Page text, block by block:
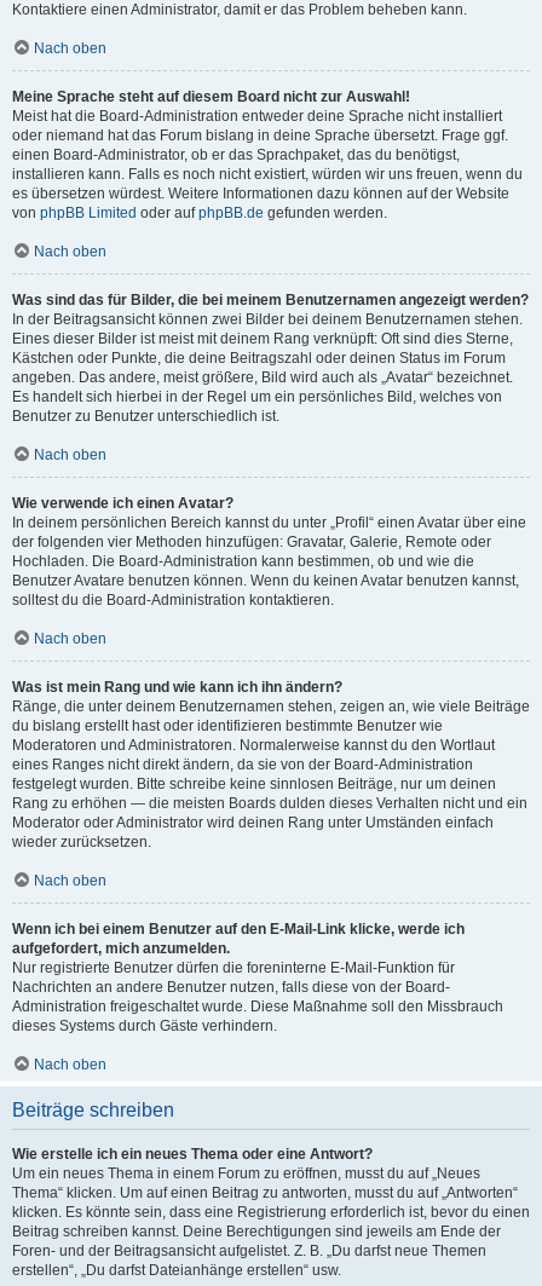
Kontaktiere einen Administrator, damit er das Problem beheben kann.
Nach oben
Meine Sprache steht auf diesem Board nicht zur Auswahl!
Meist hat die Board-Administration entweder deine Sprache nicht installiert
oder niemand hat das Forum bislang in deine Sprache übersetzt. Frage ggf.
einen Board-Administrator, ob er das Sprachpaket, das du benötigst,
installieren kann. Falls es noch nicht existiert, würden wir uns freuen, wenn du
es übersetzen würdest. Weitere Informationen dazu können auf der Website
von phpBB Limited oder aufphpBB.de gefunden werden.
Nach oben
Was sind das für Bilder, die bei meinem Benutzernamen angezeigt werden?
In der Beitragsansicht können zwei Bilder bei deinem Benutzernamen stehen.
Eines dieser Bilder ist meist mit deinem Rang verknüpft: Oft sind dies Sterne,
Kästchen oder Punkte, die deine Beitragszahl oder deinen Status im Forum
angeben. Das andere, meist größere, Bild wird auch als „Avatar“ bezeichnet.
Es handelt sich hierbei in der Regel um ein persönliches Bild, welches von
Benutzer zu Benutzer unterschiedlich ist.
Nach oben
Wie verwende ich einen Avatar?
In deinem persönlichen Bereich kannst du unter „Profil“ einen Avatar über eine
der folgenden vier Methoden hinzufügen: Gravatar, Galerie, Remote oder
Hochladen. Die Board-Administration kann bestimmen, ob und wie die
Benutzer Avatare benutzen können. Wenn du keinen Avatar benutzen kannst,
solltest du die Board-Administration kontaktieren.
Nach oben
Was ist mein Rang und wie kann ich ihn ändern?
Ränge, die unter deinem Benutzernamen stehen, zeigen an, wie viele Beiträge
du bislang erstellt hast oder identifizieren bestimmte Benutzer wie
Moderatoren und Administratoren. Normalerweise kannst du den Wortlaut
eines Ranges nicht direkt ändern, da sie von der Board-Administration
festgelegt wurden. Bitte schreibe keine sinnlosen Beiträge, nur um deinen
Rang zu erhöhen — die meisten Boards dulden dieses Verhalten nicht und ein
Moderator oder Administrator wird deinen Rang unter Umständen einfach
wieder zurücksetzen.
Nach oben
Wenn ich bei einem Benutzer auf den E-Mail-Link klicke, werde ich
aufgefordert, mich anzumelden.
Nur registrierte Benutzer dürfen die foreninterne E-Mail-Funktion für
Nachrichten an andere Benutzer nutzen, falls diese von der Board-
Administration freigeschaltet wurde. Diese Maßnahme soll den Missbrauch
dieses Systems durch Gäste verhindern.
Nach oben
Beiträge schreiben
Wie erstelle ich ein neues Thema oder eine Antwort?
Um ein neues Thema in einem Forum zu eröffnen, musst du auf „Neues
Thema“ klicken. Um auf einen Beitrag zu antworten, musst du auf „Antworten“
klicken. Es könnte sein, dass eine Registrierung erforderlich ist, bevor du einen
Beitrag schreiben kannst. Deine Berechtigungen sind jeweils am Ende der
Foren- und der Beitragsansicht aufgelistet. Z. B. „Du darfst neue Themen
erstellen“, „Du darfst Dateianhänge erstellen“ usw.